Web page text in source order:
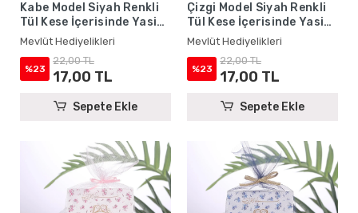
Kabe Model Siyah Renkli
Tül Kese İçerisinde Yasin
Kitabı - Mevlüt
Hediyelikleri
Mevlüt Hediyelikleri
%23
22,00 TL
17,00 TL
Sepete Ekle
Çizgi Model Siyah Renkli
Tül Kese İçerisinde Yasin
Kitabı - Mevlüt
Hediyelikleri
Mevlüt Hediyelikleri
%23
22,00 TL
17,00 TL
Sepete Ekle